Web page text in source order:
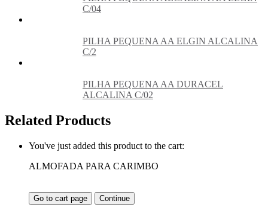
C/04
PILHA PEQUENA AA ELGIN ALCALINA
C/2
PILHA PEQUENA AA DURACEL
ALCALINA C/02
Related Products
You've just added this product to the cart:
ALMOFADA PARA CARIMBO
Go to cart page Continue